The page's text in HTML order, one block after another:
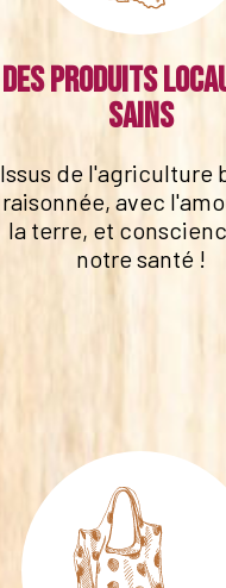
Des produits
sains
Issus de l'agriculture
raisonnée, avec
la terre, et
notre santé !